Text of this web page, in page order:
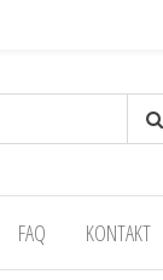
FAQ KONTAKT